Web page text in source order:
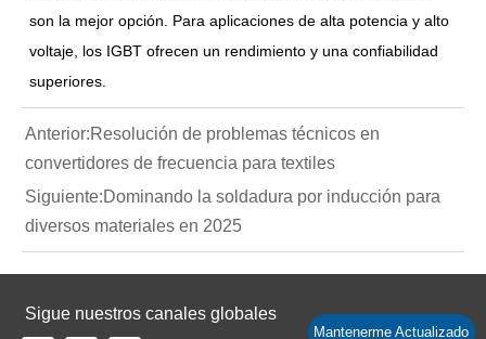
son la mejor opción. Para aplicaciones de alta potencia y alto
voltaje, los IGBT ofrecen un rendimiento y una confiabilidad
superiores.
Anterior:Resolución de problemas técnicos en
convertidores de frecuencia para textiles
Siguiente:Dominando la soldadura por inducción para
diversos materiales en 2025
Sigue nuestros canales globales
Mantenerme Actualizado